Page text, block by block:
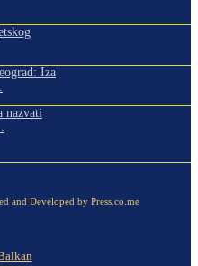
Iza
nazvati
and Developed by Press.co.me